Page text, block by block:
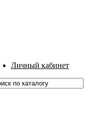
Личный кабинет